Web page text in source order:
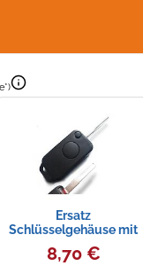
Ersatz
Schlüsselgehäuse mit
1Taste Autoschlüssel
Klappschlüssel
8,70 €